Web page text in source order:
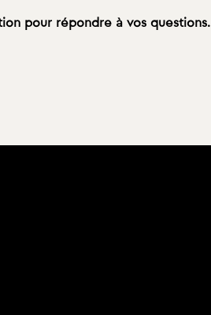
pour répondre à vos questions.